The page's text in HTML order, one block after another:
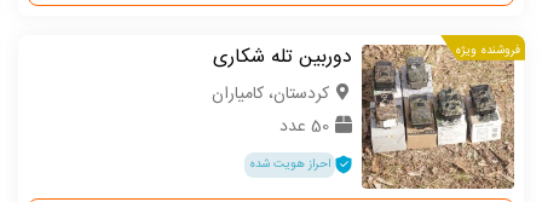
فروشنده ویژه دوربین تله شکاری
كردستان، کامیاران
50 عدد
احراز هویت شده